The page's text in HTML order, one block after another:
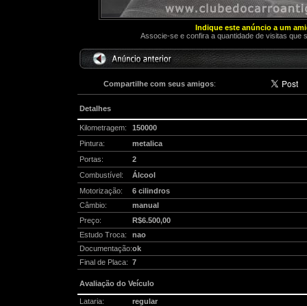
Indique este anúncio a um
Associe-se e confira a quantidade de visitas que
Compartilhe com seus amigos:
Detalhes
Kilometragem:
150000
Pintura:
metalica
Portas:
2
Combustível:
Álcool
Motorização:
6 cilindros
Câmbio:
manual
Preço:
R$6.500,00
Estudo Troca:
nao
Documentação:ok
Final de Placa: 7
Avaliação do Veículo
Lataria:
regular